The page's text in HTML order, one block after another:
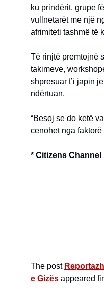
ku prindërit, grupe
vullnetarët me një
afrimiteti tashmë të
Të rinjtë premtojnë
takimeve,
shpresuar t’i japin
ndërtuan.
“Besoj se do ketë
cenohet nga
* Citizens Channel
The post
e Gizës appeared